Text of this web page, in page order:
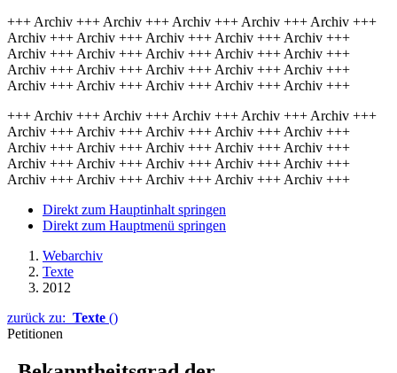
+++ Archiv +++ Archiv +++ Archiv +++ Archiv +++ Archiv +++
Archiv +++ Archiv +++ Archiv +++ Archiv +++ Archiv +++
Archiv +++ Archiv +++ Archiv +++ Archiv +++ Archiv +++
Archiv +++ Archiv +++ Archiv +++ Archiv +++ Archiv +++
Archiv +++ Archiv +++ Archiv +++ Archiv +++ Archiv +++
+++ Archiv +++ Archiv +++ Archiv +++ Archiv +++ Archiv +++
Archiv +++ Archiv +++ Archiv +++ Archiv +++ Archiv +++
Archiv +++ Archiv +++ Archiv +++ Archiv +++ Archiv +++
Archiv +++ Archiv +++ Archiv +++ Archiv +++ Archiv +++
Archiv +++ Archiv +++ Archiv +++ Archiv +++ Archiv +++
Direkt zum Hauptinhalt springen
Direkt zum Hauptmenü springen
Webarchiv
Texte
2012
zurück zu: Texte ()
Petitionen